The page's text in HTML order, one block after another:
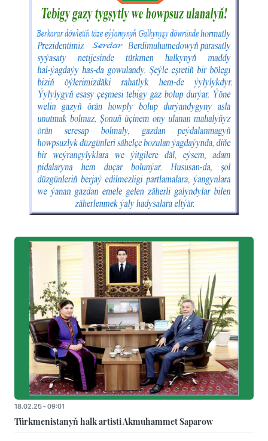
18.02.25 - 09:01
Türkmenistanyň halk artisti Akmuhammet Saparow